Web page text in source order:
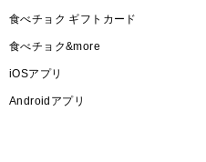
食べチョク ギフトカード
食べチョク&more
iOSアプリ
Androidアプリ